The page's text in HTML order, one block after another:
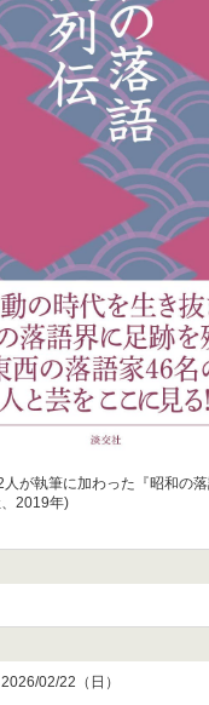
人が執筆に加わった『昭和の
2019年)
02/22（日）